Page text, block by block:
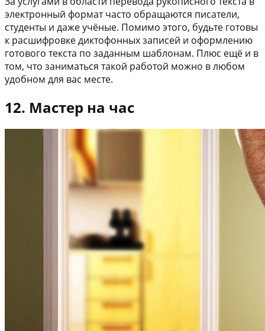
электронный формат часто обращаются писатели,
студенты и даже учёные. Помимо этого, будьте готовы
к расшифровке диктофонных записей и оформлению
готового текста по заданным шаблонам. Плюс ещё и в
том, что заниматься такой работой можно в любом
удобном для вас месте.
12. Мастер на час